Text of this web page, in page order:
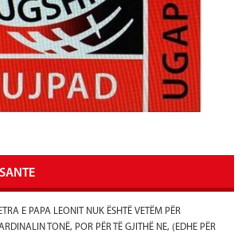
E PAPA LEONIT NUK ËSHTË VETËM PËR
TONË, POR PËR TË GJITHË NE, (EDHE PËR